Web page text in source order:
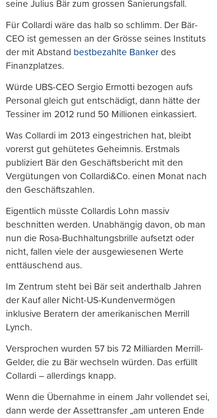
seine Julius Bär zum grossen Sanierungsfall.
Für Collardi wäre das halb so schlimm. Der Bär-
CEO ist gemessen an der Grösse seines Instituts
der mit Abstand bestbezahlte Banker des
Finanzplatzes.
Würde UBS-CEO Sergio Ermotti bezogen aufs
Personal gleich gut entschädigt, dann hätte der
Tessiner im 2012 rund 50 Millionen einkassiert.
Was Collardi im 2013 eingestrichen hat, bleibt
vorerst gut gehütetes Geheimnis. Erstmals
publiziert Bär den Geschäftsbericht mit den
Vergütungen von Collardi&Co. einen Monat nach
den Geschäftszahlen.
Eigentlich müsste Collardis Lohn massiv
beschnitten werden. Unabhängig davon, ob man
nun die Rosa-Buchhaltungsbrille aufsetzt oder
nicht, fallen viele der ausgewiesenen Werte
enttäuschend aus.
Im Zentrum steht bei Bär seit anderthalb Jahren
der Kauf aller Nicht-US-Kundenvermögen
inklusive Beratern der amerikanischen Merrill
Lynch.
Versprochen wurden 57 bis 72 Milliarden Merrill-
Gelder, die zu Bär wechseln würden. Das erfüllt
Collardi – allerdings knapp.
Wenn die Übernahme in einem Jahr vollendet sei,
dann werde der Assettransfer „am unteren Ende